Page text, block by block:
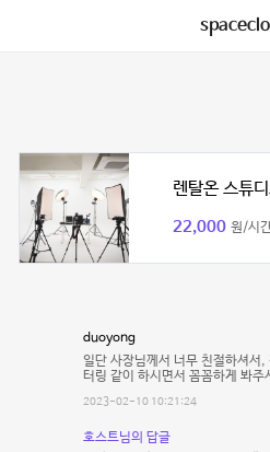
렌탈온 스튜
22,000 원/시
duoyong
일단 사장님께서 너무 친절하셔서,
터링 같이 하시면서 꼼꼼하게 봐주
2023-02-10 10:21:24
호스트님의 답글